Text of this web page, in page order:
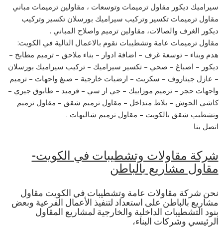
سيراميك ديكور مقاول ترميمات وتوسعات ، مقاولين ترميمات مباني
مقاول ترميمات تكسير وتركيب سيراميك بورسلان تكسير وتركيب
ديكور الغرف والصالات، مقاولين ترميم واصلاح المباني .
مقاول ترميمات عامة وتشطيبات نقوم بالاعمال التالية في الكويت:
هدم وبناء – توسعة غرف – اضافة ادوار – بناء ملاحق – ترميم مطابخ –
ديكور – اصباغ – صحي – تكسير سيراميك – تركيب سيراميك بورسلان
– عازل جيتاروف – سكريت – ارضيات خارجية – صبغ واجهات – ترميم
واجهات حجر – ترميم موزاييك – جي ار سي – قرميد – طابوق جيري –
كاشي الحوش – بلاط متداخل – مقاول ترميم شقق – مقاول ترميم
وتشطيب شقق بالكويت – مقاول ترميم شاليهات .
اتصل بنا
شركة مقاولات وتشطيبات في الكويت-
مقاول مشاريع بالباطن
نحن شركة مقاولات عامة وتشطيبات في الكويت مقاول
مشاريع بالباطن على استعداد لتنفيذ الأعمال الفرعية وبعض
بنود التشطيبات الداخلية والخارجية لمشاريع المقاول
الرئيسي وشركات البناء،